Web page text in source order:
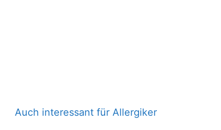
Auch interessant für Allergiker